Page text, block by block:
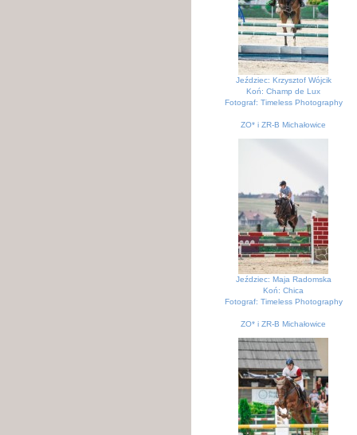
Jeździec: Krzysztof Wójcik
Koń: Champ de Lux
Fotograf: Timeless Photography
ZO* i ZR-B Michałowice
Jeździec: Maja Radomska
Koń: Chica
Fotograf: Timeless Photography
ZO* i ZR-B Michałowice